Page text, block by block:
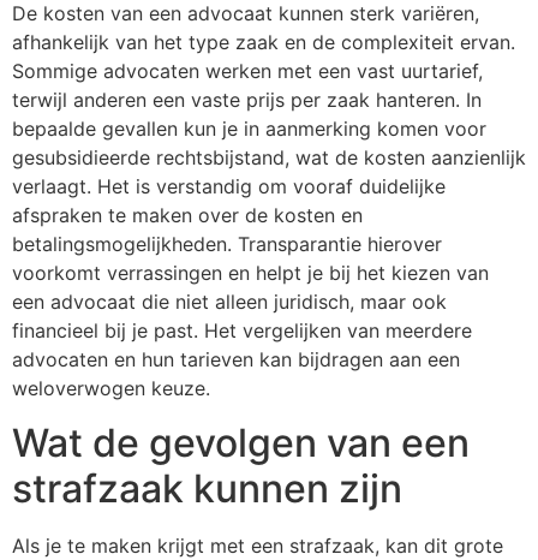
De kosten van een advocaat kunnen sterk variëren,
afhankelijk van het type zaak en de complexiteit ervan.
Sommige advocaten werken met een vast uurtarief,
terwijl anderen een vaste prijs per zaak hanteren. In
bepaalde gevallen kun je in aanmerking komen voor
gesubsidieerde rechtsbijstand, wat de kosten aanzienlijk
verlaagt. Het is verstandig om vooraf duidelijke
afspraken te maken over de kosten en
betalingsmogelijkheden. Transparantie hierover
voorkomt verrassingen en helpt je bij het kiezen van
een advocaat die niet alleen juridisch, maar ook
financieel bij je past. Het vergelijken van meerdere
advocaten en hun tarieven kan bijdragen aan een
weloverwogen keuze.
Wat de gevolgen van een
strafzaak kunnen zijn
Als je te maken krijgt met een strafzaak, kan dit grote